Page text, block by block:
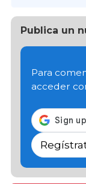
Publica un
Para
acceder